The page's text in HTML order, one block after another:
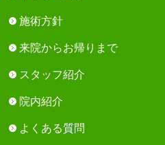
施術方針
来院からお帰りまで
スタッフ紹介
院内紹介
よくある質問